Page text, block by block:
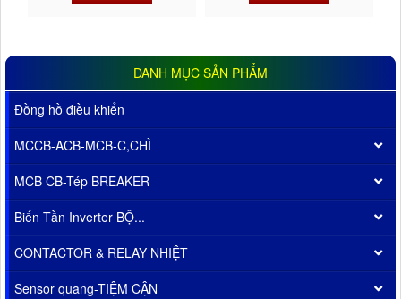
DANH MỤC SẢN PHẨM
Đồng hồ điều khiển
MCCB-ACB-MCB-C,CHÌ
MCB CB-Tép BREAKER
Biến Tần Inverter BỘ...
CONTACTOR & RELAY NHIỆT
Sensor quang-TIỆM CẬN